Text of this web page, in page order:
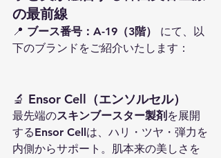
の最前線
📍 ブース番号：A-19（3階）
にて、以
下のブランドをご紹介いたします：
🔬 Ensor Cell（エンソルセル）
最先端のスキンブースター製剤 を展開
するEnsor Cellは、ハリ・ツヤ・弾力を
内側からサポート。肌本来の美しさを